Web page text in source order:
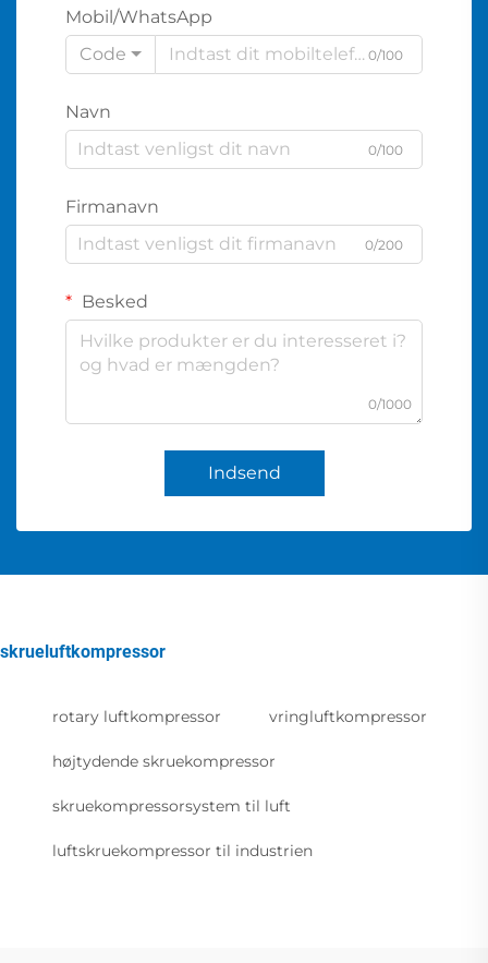
Mobil/WhatsApp
Code
0/100
Navn
0/100
Firmanavn
0/200
Besked
0/1000
Indsend
skrueluftkompressor
rotary luftkompressor vringluftkompressor
højtydende skruekompressor
skruekompressorsystem til luft
luftskruekompressor til industrien